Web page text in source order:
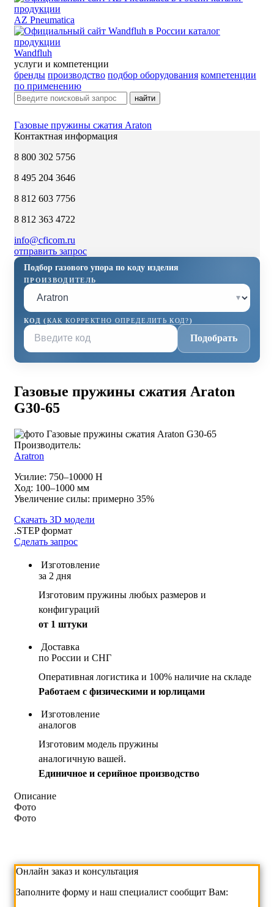
AZ Pneumatica
Wandfluh
услуги и компетенции
бренды производство подбор оборудования компетенции
по применению
найти
Газовые пружины сжатия Araton
Контактная информация
8 800 302 5756
8 495 204 3646
8 812 603 7756
8 812 363 4722
info@cficom.ru
отправить запрос
Подбор газового упора по коду изделия
ПРОИЗВОДИТЕЛЬ
▾
КОД (КАК КОРРЕКТНО ОПРЕДЕЛИТЬ КОД?)
Подобрать
Газовые пружины сжатия Araton
G30-65
Производитель:
Aratron
Усилие: 750–10000 Н
Ход: 100–1000 мм
Увеличение силы: примерно 35%
Скачать 3D модели
.STEP формат
Сделать запрос
Изготовление
за 2 дня
Изготовим пружины любых размеров и
конфигураций
от 1 штуки
Доставка
по России и СНГ
Оперативная логистика и 100% наличие на складе
Работаем с физическими и юрлицами
Изготовление
аналогов
Изготовим модель пружины
аналогичную вашей.
Единичное и серийное производство
Описание
Фото
Фото
Онлайн заказ и консультация
Заполните форму и наш специалист сообщит Вам: